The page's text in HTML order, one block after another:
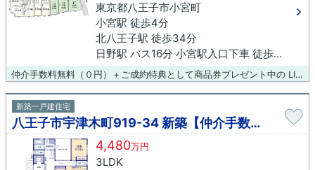
東京都八王子市小宮町
小宮駅 徒歩4分
北八王子駅 徒歩34分
日野駅 バス16分 小宮駅入口下車 徒歩9分
仲介手数料無料（０円）＋ご成約特典として商品券プレゼント中の LIXIL不動産ショップ八王子住まいる不動産にお任せください！
新築一戸建住宅
八王子市宇津木町919-34 新築【仲介手数料無料】
4,480万円
3LDK